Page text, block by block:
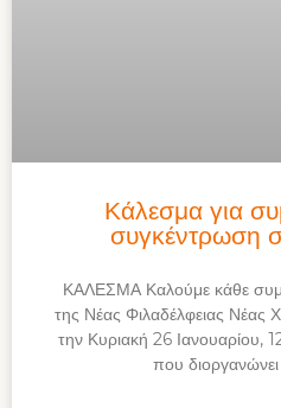
Κάλεσμα για
συγκέντρωση
ΚΑΛΕΣΜΑ Καλούμε κάθε
της Νέας Φιλαδέλφειας Νέας
την Κυριακή 26 Ιανουαρίου,
που